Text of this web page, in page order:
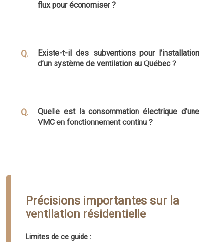
flux pour économiser ?
Existe-t-il des subventions pour l’installation
d’un système de ventilation au Québec ?
Quelle est la consommation électrique d’une
VMC en fonctionnement continu ?
Précisions importantes sur la
ventilation résidentielle
Limites de ce guide :